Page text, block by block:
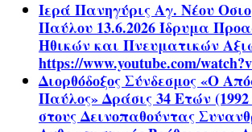
Ιερά Πανηγύρις Αγ. Νέου
Παύλου 13.6.2026 Ίδρυμα
Ηθικών και Πνευματικών
https://www.youtube.com/
Διορθόδοξος Σύνδεσμος «Ο
Παύλος» Δράσις 34 Ετών
στους Δεινοπαθούντας